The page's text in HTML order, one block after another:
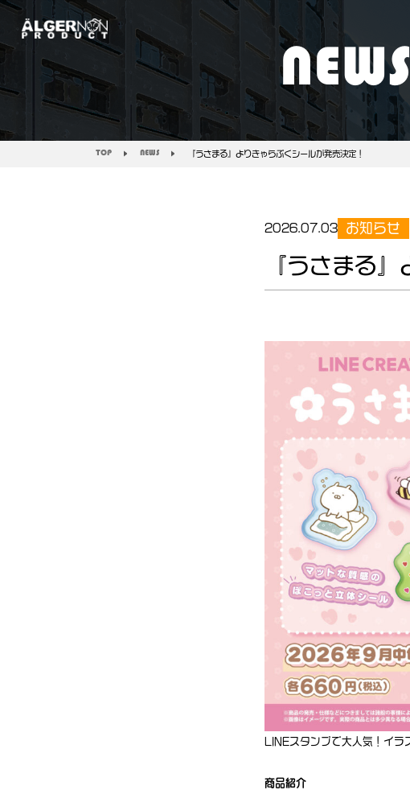
NEWS
TOP NEWS 『うさまる』よりきゃらぷくシールが発売決定！
2026.07.03 お知らせ
『うさまる
LINEスタンプで大人気！イ
商品紹介